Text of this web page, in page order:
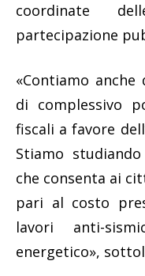
coordinate
partecipazione
«Contiamo
di complessivo
fiscali a favore
Stiamo
che consenta ai
pari al costo
lavori anti-
energetico»,